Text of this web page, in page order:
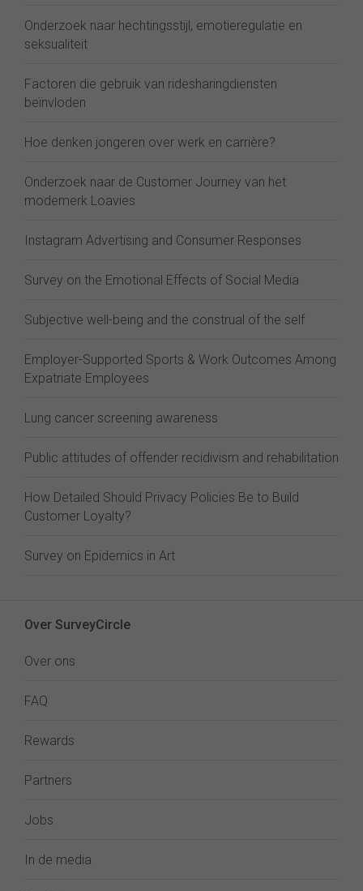
Onderzoek naar hechtingsstijl, emotieregulatie en
seksualiteit
Factoren die gebruik van ridesharingdiensten
beïnvloden
Hoe denken jongeren over werk en carrière?
Onderzoek naar de Customer Journey van het
modemerk Loavies
Instagram Advertising and Consumer Responses
Survey on the Emotional Effects of Social Media
Subjective well-being and the construal of the self
Employer-Supported Sports & Work Outcomes Among
Expatriate Employees
Lung cancer screening awareness
Public attitudes of offender recidivism and rehabilitation
How Detailed Should Privacy Policies Be to Build
Customer Loyalty?
Survey on Epidemics in Art
Over SurveyCircle
Over ons
FAQ
Rewards
Partners
Jobs
In de media